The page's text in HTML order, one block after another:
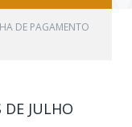
DE PAGAMENTO
JULHO